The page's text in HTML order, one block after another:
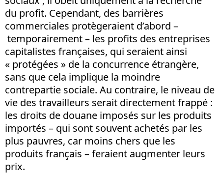
du profit. Cependant, des barrières
commerciales protègeraient d’abord –
temporairement – les profits des entreprises
capitalistes françaises, qui seraient ainsi
« protégées » de la concurrence étrangère,
sans que cela implique la moindre
contrepartie sociale. Au contraire, le niveau de
vie des travailleurs serait directement frappé :
les droits de douane imposés sur les produits
importés – qui sont souvent achetés par les
plus pauvres, car moins chers que les
produits français – feraient augmenter leurs
prix.